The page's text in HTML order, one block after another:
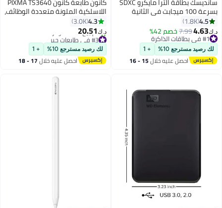
سانديسك بطاقة الترا مايكرو SDXC
بسرعة 100 ميجابت في الثانية
محول 64 GB
4.5
1.8K
د.ك‏4.63
7.99خصم 42%
#1 في بطاقات الذاكرة
#1 في بطاقات الذاكرة
لك رصيد مسترجع 10% + 1
احصل عليه خلال 15 - 16
كانون طابعة كانون PIXMA TS3640
اللاسلكية الملونة متعددة الوظائف،
طباعة، نسخ ومسح ضوئي |
4.3
3.0K
د.ك‏20.51
#3 في طابعات حبر
باقي 1 وحدات في المخزون
تم بيع +170 مؤخرًا
#3 في طابعات حبر
لك رصيد مسترجع 10% + 1
احصل عليه خلال 17 - 18